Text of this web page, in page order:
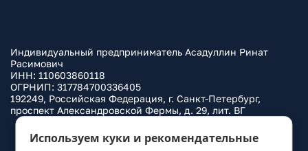
Индивидуальный предприниматель Асадуллин Ринат
Расимович
ИНН: 110603860118
ОГРНИП: 317784700336405
192249, Российская Федерация, г. Санкт-Петербург,
проспект Александровской Фермы, д. 29, лит. ВГ
Политика конфиденциальности
Используем куки и рекомендательные